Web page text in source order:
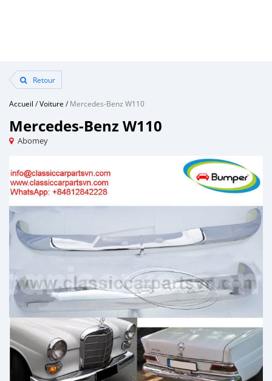
Retour
Accueil /Voiture /Mercedes-Benz W110
Mercedes-Benz W110
Abomey